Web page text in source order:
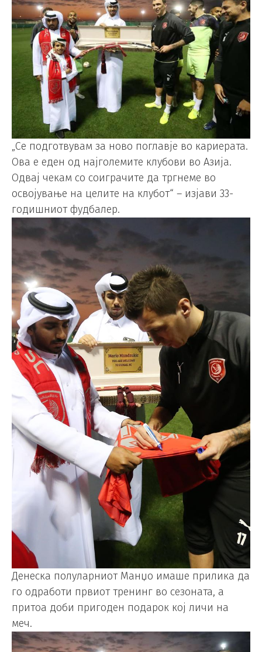
„Се подготвувам за ново поглавје во кариерата.
Ова е еден од најголемите клубови во Азија.
Одвај чекам со соиграчите да тргнеме во
освојување на целите на клубот“ – изјави 33-
годишниот фудбалер.
Денеска полуларниот Манџо имаше прилика да
го одработи првиот тренинг во сезоната, а
притоа доби пригоден подарок кој личи на
меч.